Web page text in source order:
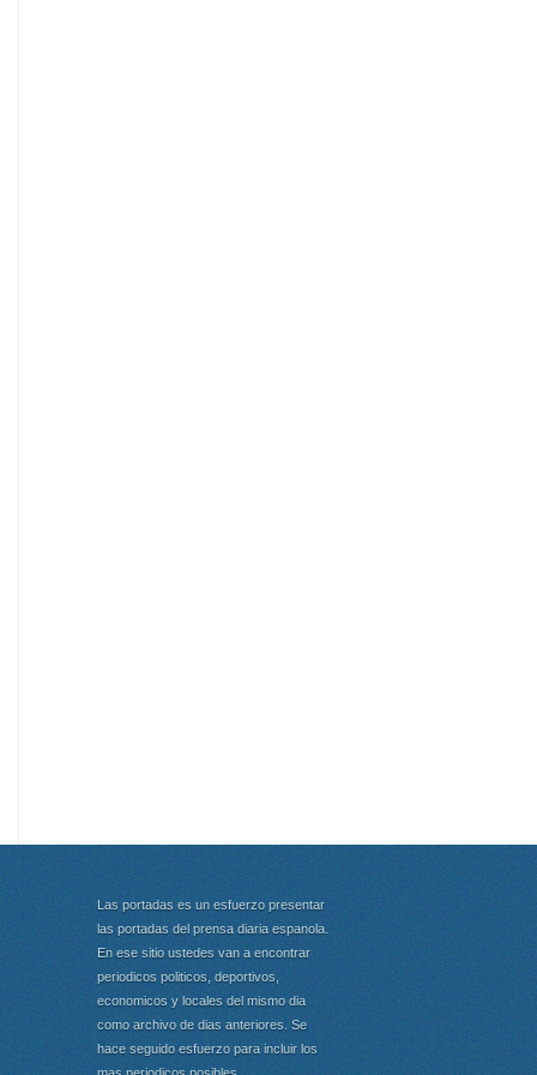
Las portadas es un esfuerzo presentar
las portadas del prensa diaria espanola.
En ese sitio ustedes van a encontrar
periodicos politicos, deportivos,
economicos y locales del mismo dia
como archivo de dias anteriores. Se
hace seguido esfuerzo para incluir los